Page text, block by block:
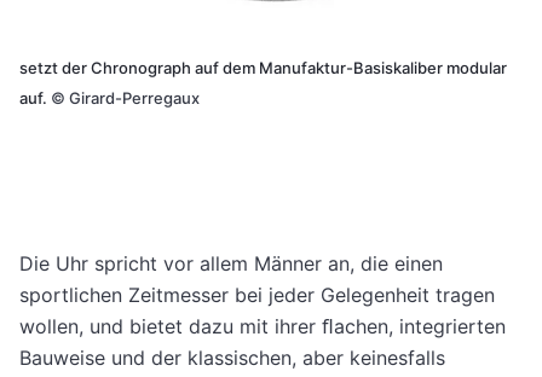
setzt der Chronograph auf dem Manufaktur-Basiskaliber modular
auf. © Girard-Perregaux
Die Uhr spricht vor allem Männer an, die einen
sportlichen Zeitmesser bei jeder Gelegenheit tragen
wollen, und bietet dazu mit ihrer ﬂachen, integrierten
Bauweise und der klassischen, aber keinesfalls